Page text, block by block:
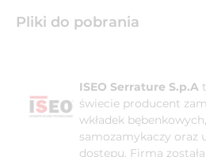
Pliki do pobrania
ISEO Serrature S.p.A
świecie producent
wkładek
samozamykaczy oraz
dostępu. Firma